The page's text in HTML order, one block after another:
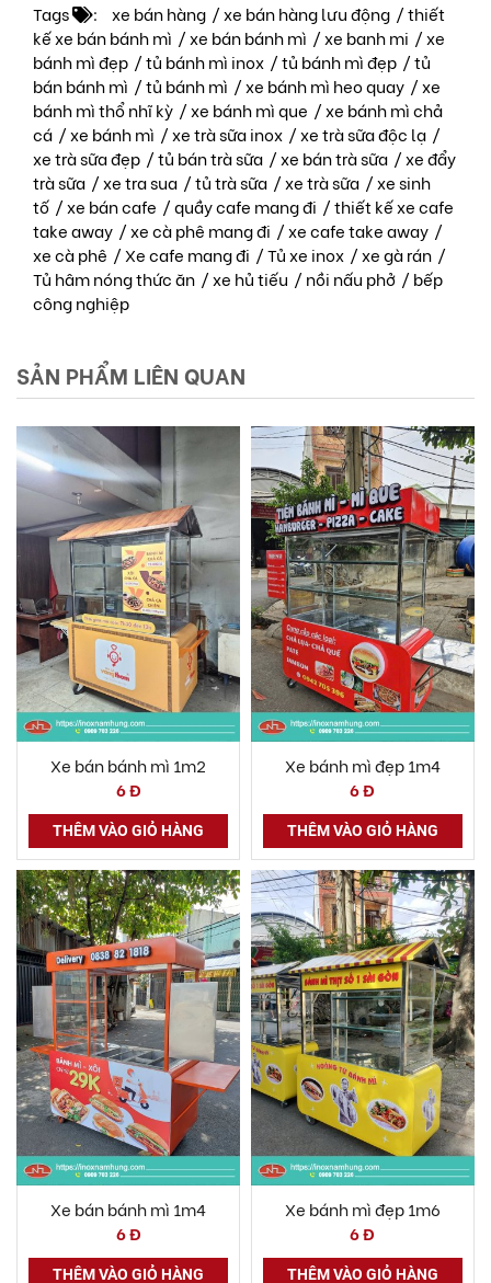
Tags : xe bán hàng /xe bán hàng lưu động /thiết
kế xe bán bánh mì /xe bán bánh mì /xe banh mi /xe
bánh mì đẹp /tủ bánh mì inox /tủ bánh mì đẹp /tủ
bán bánh mì /tủ bánh mì /xe bánh mì heo quay /xe
bánh mì thổ nhĩ kỳ /xe bánh mì que /xe bánh mì chả
cá /xe bánh mì /xe trà sữa inox /xe trà sữa độc lạ /
xe trà sữa đẹp /tủ bán trà sữa /xe bán trà sữa /xe đẩy
trà sữa /xe tra sua /tủ trà sữa /xe trà sữa /xe sinh
tố /xe bán cafe /quầy cafe mang đi /thiết kế xe cafe
take away /xe cà phê mang đi /xe cafe take away /
xe cà phê /Xe cafe mang đi /Tủ xe inox /xe gà rán /
Tủ hâm nóng thức ăn /xe hủ tiếu / nồi nấu phở / bếp
công nghiệp
SẢN PHẨM LIÊN QUAN
Xe bán bánh mì 1m2
6 Đ
THÊM VÀO GIỎ HÀNG
Xe bánh mì đẹp 1m4
6 Đ
THÊM VÀO GIỎ HÀNG
Xe bán bánh mì 1m4
6 Đ
THÊM VÀO GIỎ HÀNG
Xe bánh mì đẹp 1m6
6 Đ
THÊM VÀO GIỎ HÀNG